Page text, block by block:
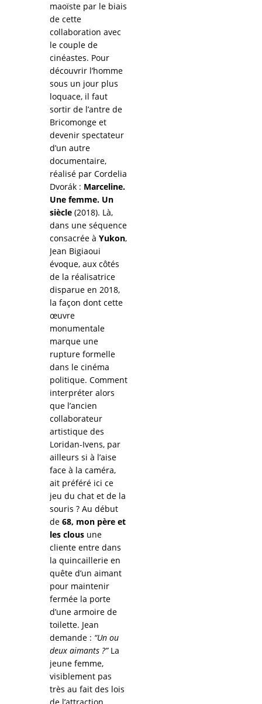
maoïste par le biais
de cette
collaboration avec
le couple de
cinéastes. Pour
découvrir l’homme
sous un jour plus
loquace, il faut
sortir de l’antre de
Bricomonge et
devenir spectateur
d’un autre
documentaire,
réalisé par Cordelia
Dvorák : Marceline.
Une femme. Un
siècle (2018). Là,
dans une séquence
consacrée à Yukon,
Jean Bigiaoui
évoque, aux côtés
de la réalisatrice
disparue en 2018,
la façon dont cette
œuvre
monumentale
marque une
rupture formelle
dans le cinéma
politique. Comment
interpréter alors
que l’ancien
collaborateur
artistique des
Loridan-Ivens, par
ailleurs si à l’aise
face à la caméra,
ait préféré ici ce
jeu du chat et de la
souris ? Au début
de 68, mon père et
les clous une
cliente entre dans
la quincaillerie en
quête d’un aimant
pour maintenir
fermée la porte
d’une armoire de
toilette. Jean
demande : “Un ou
deux aimants ?”La
jeune femme,
visiblement pas
très au fait des lois